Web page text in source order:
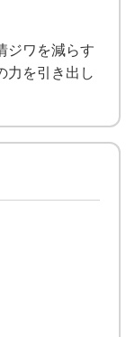
ジワを減らす
力を引き出し